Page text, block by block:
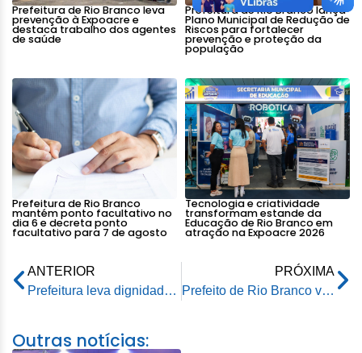
Prefeitura de Rio Branco leva
prevenção à Expoacre e
destaca trabalho dos agentes
de saúde
Prefeitura de Rio Branco lança
Plano Municipal de Redução de
Riscos para fortalecer
prevenção e proteção da
população
Prefeitura de Rio Branco
mantém ponto facultativo no
dia 6 e decreta ponto
facultativo para 7 de agosto
Tecnologia e criatividade
transformam estande da
Educação de Rio Branco em
atração na Expoacre 2026
ANTERIOR
Prefeitura leva dignidade aos moradores do bairro Santa Helena com o Programa Produzindo Sorrisos
PRÓXIMA
Prefeito de Rio Branco visita empresa especializada em fabricação de válvulas e bombas industriais
Outras notícias: